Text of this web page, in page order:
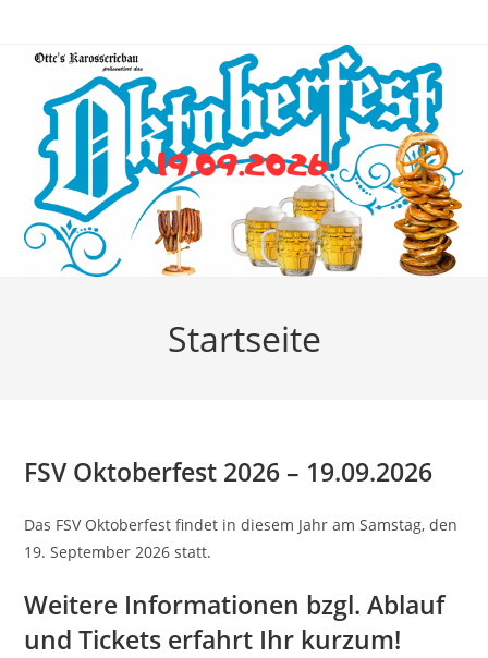
springen
Startseite
FSV Oktoberfest 2026 – 19.09.2026
Das FSV Oktoberfest findet in diesem Jahr am Samstag, den
19. September 2026 statt.
Weitere Informationen bzgl. Ablauf
und Tickets erfahrt Ihr kurzum!